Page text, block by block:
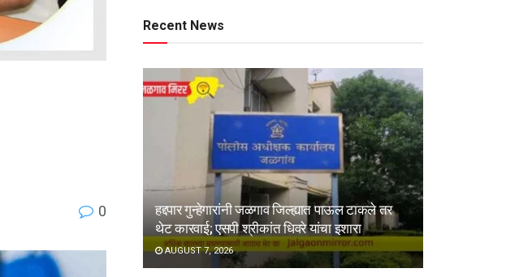
0
Recent News
हद्दपार गुन्हेगारांनी जळगाव जिल्ह्यात पाऊल टाकले तर
थेट कारवाई; एसपी श्रीकांत धिवरे यांचा इशारा
AUGUST 7, 2026